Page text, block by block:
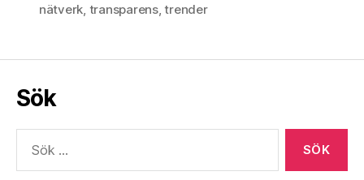
nätverk transparens,trender
Sök
efter: